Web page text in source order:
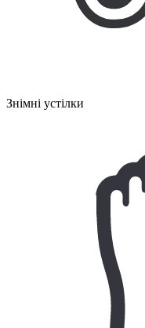
Знімні устілки